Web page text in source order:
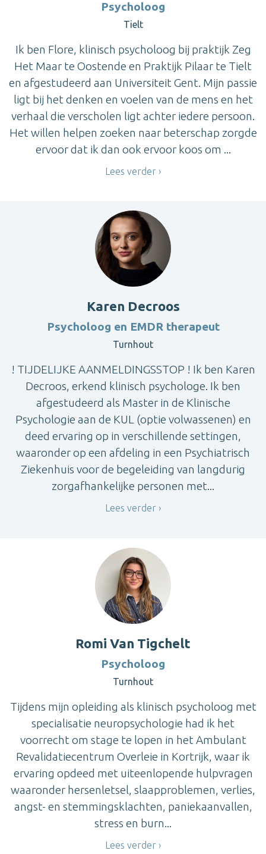
Psycholoog
Tielt
Ik ben Flore, klinisch psycholoog bij praktijk Zeg
Het Maar te Oostende en Praktijk Pilaar te Tielt
en afgestudeerd aan Universiteit Gent. Mijn passie
ligt bij het denken en voelen van de mens en het
verhaal die verscholen ligt achter iedere persoon.
Het willen helpen zoeken naar beterschap zorgde
ervoor dat ik dan ook ervoor koos om ...
Lees verder
Karen Decroos
Psycholoog en EMDR therapeut
Turnhout
! TIJDELIJKE AANMELDINGSSTOP ! Ik ben Karen
Decroos, erkend klinisch psychologe. Ik ben
afgestudeerd als Master in de Klinische
Psychologie aan de KUL (optie volwassenen) en
deed ervaring op in verschillende settingen,
waaronder op een afdeling in een Psychiatrisch
Ziekenhuis voor de begeleiding van langdurig
zorgafhankelijke personen met...
Lees verder
Romi Van Tigchelt
Psycholoog
Turnhout
Tijdens mijn opleiding als klinisch psycholoog met
specialisatie neuropsychologie had ik het
voorrecht om stage te lopen in het Ambulant
Revalidatiecentrum Overleie in Kortrijk, waar ik
ervaring opdeed met uiteenlopende hulpvragen
waaronder hersenletsel, slaapproblemen, verlies,
angst- en stemmingsklachten, paniekaanvallen,
stress en burn...
Lees verder